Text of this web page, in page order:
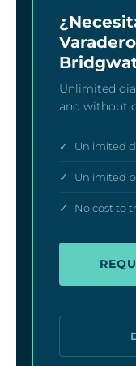
Unlimited
and without
✓ Unlimited
✓ Unlimited
✓ No cost to